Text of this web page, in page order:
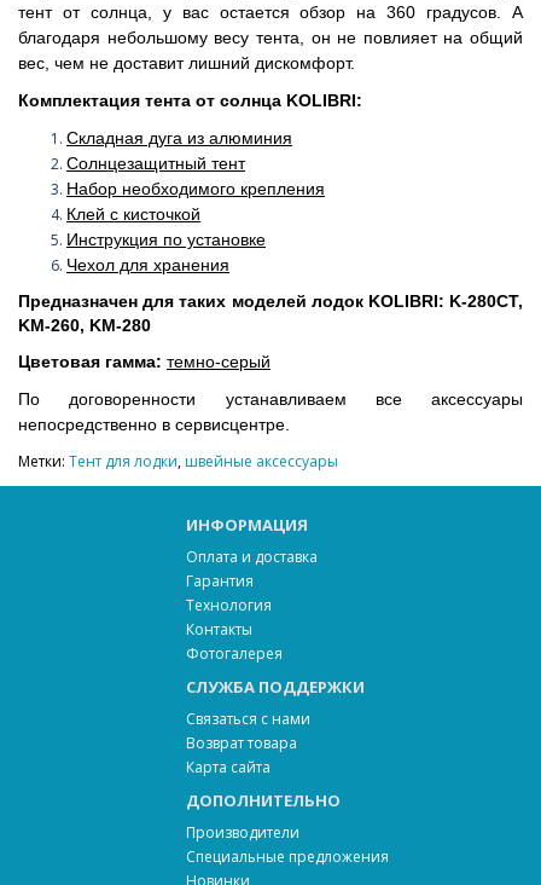
тент от солнца, у вас остается обзор на 360 градусов. А
благодаря небольшому весу тента, он не повлияет на общий
вес, чем не доставит лишний дискомфорт.
Комплектация тента от солнца KOLIBRI:
Складная дуга из алюминия
Солнцезащитный тент
Набор необходимого крепления
Клей с кисточкой
Инструкция по установке
Чехол для хранения
Предназначен для таких моделей лодок KOLIBRI: K-280СТ,
KM-260, KM-280
Цветовая гамма: темно-серый
По договоренности устанавливаем все аксессуары
непосредственно в сервисцентре.
Метки: Тент для лодки,швейные аксессуары
ИНФОРМАЦИЯ
Оплата и доставка
Гарантия
Технология
Контакты
Фотогалерея
СЛУЖБА ПОДДЕРЖКИ
Связаться с нами
Возврат товара
Карта сайта
ДОПОЛНИТЕЛЬНО
Производители
Специальные предложения
Новинки